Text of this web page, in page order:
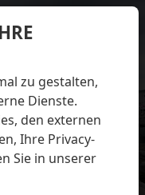
zu gestalten,
Dienste.
den externen
Ihre Privacy-
Sie in unserer
Jungtiers